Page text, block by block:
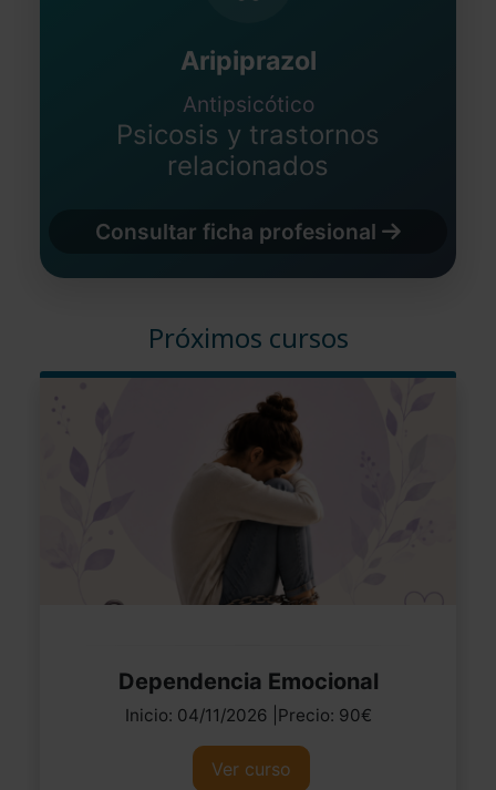
Aripiprazol
Antipsicótico
Psicosis y trastornos
relacionados
Consultar ficha profesional
Próximos cursos
Dependencia Emocional
Inicio: 04/11/2026 |Precio: 90€
Ver curso